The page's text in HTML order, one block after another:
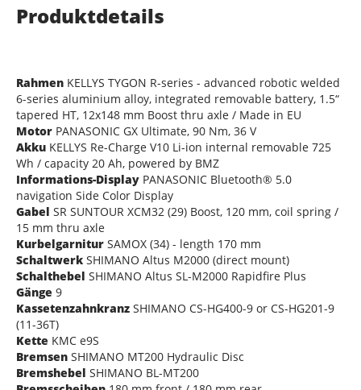
Produktdetails
Rahmen KELLYS TYGON R-series - advanced robotic welded
6-series aluminium alloy, integrated removable battery, 1.5“
tapered HT, 12x148 mm Boost thru axle / Made in EU
Motor PANASONIC GX Ultimate, 90 Nm, 36 V
Akku KELLYS Re-Charge V10 Li-ion internal removable 725
Wh / capacity 20 Ah, powered by BMZ
Informations-Display PANASONIC Bluetooth® 5.0
navigation Side Color Display
Gabel SR SUNTOUR XCM32 (29) Boost, 120 mm, coil spring /
15 mm thru axle
Kurbelgarnitur SAMOX (34) - length 170 mm
Schaltwerk SHIMANO Altus M2000 (direct mount)
Schalthebel SHIMANO Altus SL-M2000 Rapidfire Plus
Gänge 9
Kassetenzahnkranz SHIMANO CS-HG400-9 or CS-HG201-9
(11-36T)
Kette KMC e9S
Bremsen SHIMANO MT200 Hydraulic Disc
Bremshebel SHIMANO BL-MT200